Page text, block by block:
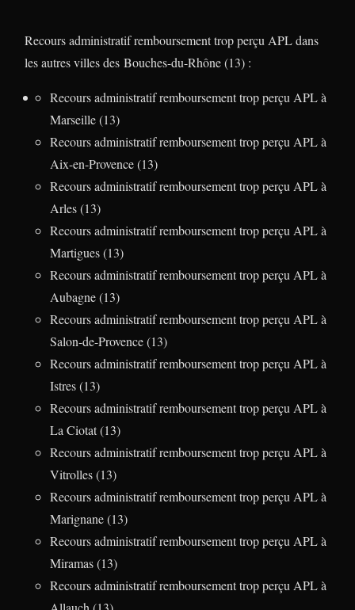
Recours administratif remboursement trop perçu APL dans
les autres villes des Bouches-du-Rhône (13) :
Recours administratif remboursement trop perçu APL à
Marseille (13)
Recours administratif remboursement trop perçu APL à
Aix-en-Provence (13)
Recours administratif remboursement trop perçu APL à
Arles (13)
Recours administratif remboursement trop perçu APL à
Martigues (13)
Recours administratif remboursement trop perçu APL à
Aubagne (13)
Recours administratif remboursement trop perçu APL à
Salon-de-Provence (13)
Recours administratif remboursement trop perçu APL à
Istres (13)
Recours administratif remboursement trop perçu APL à
La Ciotat (13)
Recours administratif remboursement trop perçu APL à
Vitrolles (13)
Recours administratif remboursement trop perçu APL à
Marignane (13)
Recours administratif remboursement trop perçu APL à
Miramas (13)
Recours administratif remboursement trop perçu APL à